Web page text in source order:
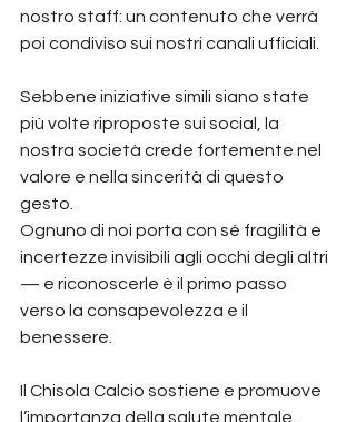
nostro staff: un contenuto che verrà
poi condiviso sui nostri canali ufficiali.
Sebbene iniziative simili siano state
più volte riproposte sui social, la
nostra società crede fortemente nel
valore e nella sincerità di questo
gesto.
Ognuno di noi porta con sé fragilità e
incertezze invisibili agli occhi degli altri
— e riconoscerle è il primo passo
verso la consapevolezza e il
benessere.
Il Chisola Calcio sostiene e promuove
l’importanza della salute mentale,